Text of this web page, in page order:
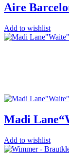
Aire
Add to wishlist
Madi
Add to wishlist